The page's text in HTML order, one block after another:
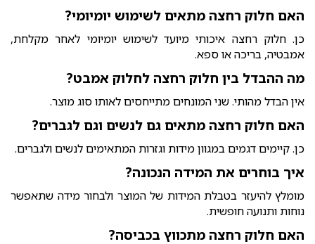
האם חלוק רחצה מתאים לשימוש יומיומי?
כן. חלוק רחצה איכותי מיועד לשימוש יומיומי לאחר מקלחת,
אמבטיה, בריכה או ספא.
מה ההבדל בין חלוק רחצה לחלוק אמבט?
אין הבדל מהותי. שני המונחים מתייחסים לאותו סוג מוצר.
האם חלוק רחצה מתאים גם לנשים וגם לגברים?
כן. קיימים דגמים במגוון מידות וגזרות המתאימים לנשים ולגברים.
איך בוחרים את המידה הנכונה?
מומלץ להיעזר בטבלת המידות של המוצר ולבחור מידה שתאפשר
נוחות ותנועה חופשית.
האם חלוק רחצה מתכווץ בכביסה?